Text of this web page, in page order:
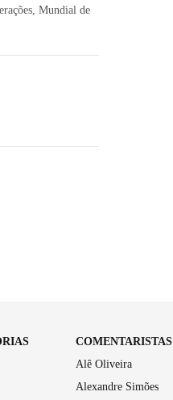
Mundial de
COMENTARISTAS
Alê Oliveira
Alexandre Simões